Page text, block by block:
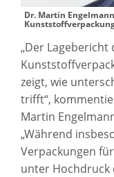
Dr. Martin
„Der Lagebericht
zeigt, wie
trifft“,
Martin
„Während
Verpackungen
unter Hochdruck